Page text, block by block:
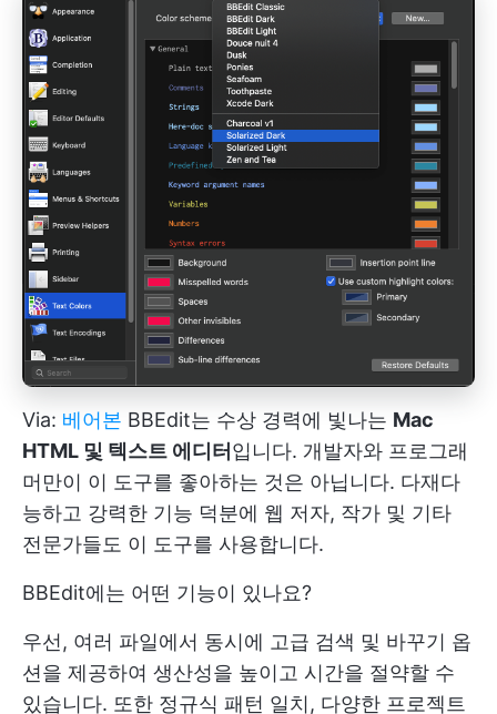
Via: 베어본 BBEdit는 수상 경력에 빛나는 Mac
HTML 및 텍스트 에디터입니다. 개발자와 프로그래
머만이 이 도구를 좋아하는 것은 아닙니다. 다재다
능하고 강력한 기능 덕분에 웹 저자, 작가 및 기타
전문가들도 이 도구를 사용합니다.
BBEdit에는 어떤 기능이 있나요?
우선, 여러 파일에서 동시에 고급 검색 및 바꾸기 옵
션을 제공하여 생산성을 높이고 시간을 절약할 수
있습니다. 또한 정규식 패턴 일치, 다양한 프로젝트